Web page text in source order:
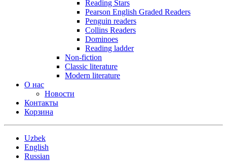
Reading Stars
Pearson English Graded Readers
Penguin readers
Collins Readers
Dominoes
Reading ladder
Non-fiction
Classic literature
Modern literature
О нас
Новости
Контакты
Корзина
Uzbek
English
Russian